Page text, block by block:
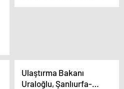
önemli bir ticaret
Ulaştırma Bakanı
Uraloğlu, Şanlıurfa-